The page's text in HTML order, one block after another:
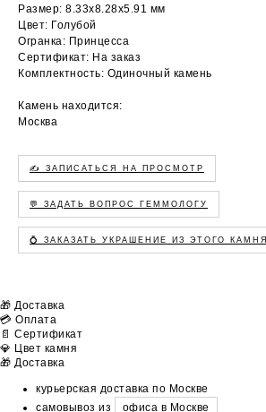
Размер: 8.33х8.28х5.91 мм
Цвет: Голубой
Огранка: Принцесса
Сертификат: На заказ
Комплектность: Одиночный камень
Камень находится:
Москва
✍️ ЗАПИСАТЬСЯ НА ПРОСМОТР
💬 ЗАДАТЬ ВОПРОС ГЕММОЛОГУ
💍 ЗАКАЗАТЬ УКРАШЕНИЕ ИЗ ЭТОГО КАМНЯ
🎁 Доставка
💳 Оплата
📄 Сертификат
💎 Цвет камня
🎁 Доставка
курьерская доставка по Москве
самовывоз из
офиса в Москве